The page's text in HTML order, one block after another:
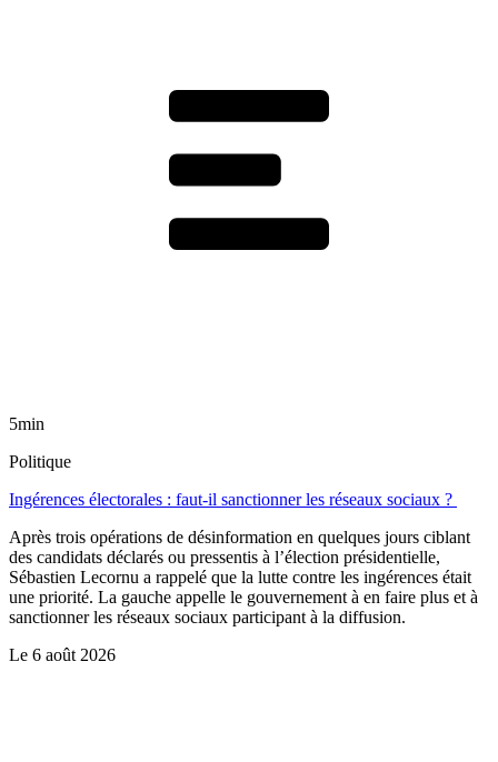
5min
Politique
Ingérences électorales : faut-il sanctionner les réseaux sociaux ?
Après trois opérations de désinformation en quelques jours ciblant
des candidats déclarés ou pressentis à l’élection présidentielle,
Sébastien Lecornu a rappelé que la lutte contre les ingérences était
une priorité. La gauche appelle le gouvernement à en faire plus et à
sanctionner les réseaux sociaux participant à la diffusion.
Le 6 août 2026